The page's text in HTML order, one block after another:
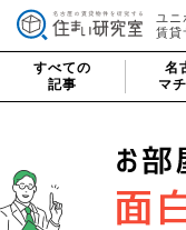
ユニ
賃貸
すべての
記事
名
マ